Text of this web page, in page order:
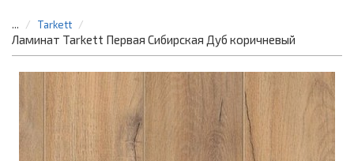
... Tarkett
Ламинат Tarkett Первая Сибирская Дуб коричневый